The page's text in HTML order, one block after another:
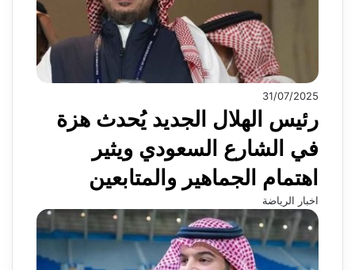
31/07/2025
رئيس الهلال الجديد يُحدث هزة
في الشارع السعودي ويثير
اهتمام الجماهير والمتابعين
اخبار الرياضة